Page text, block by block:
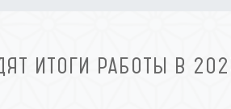
ИТОГИ РАБОТЫ В